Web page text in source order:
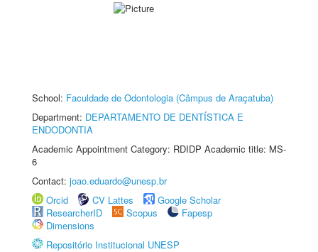
School: Faculdade de Odontologia (Câmpus de Araçatuba)
Department: DEPARTAMENTO DE DENTÍSTICA E
ENDODONTIA
Academic Appointment Category: RDIDP Academic title: MS-
6
Contact: joao.eduardo@unesp.br
Orcid
CV Lattes
Google Scholar
ResearcherID
Scopus
Fapesp
Dimensions
Repositório Institucional UNESP